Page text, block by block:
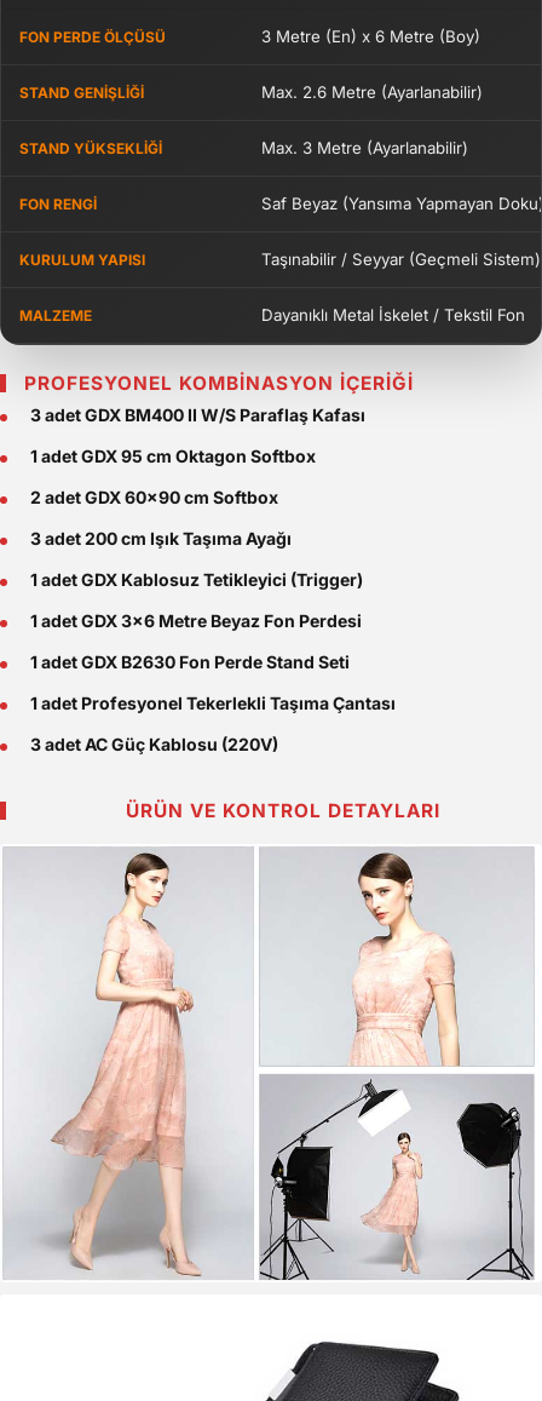
FON PERDE ÖLÇÜSÜ 3 Metre (En) x 6 Metre (Boy)
STAND GENIŞLIĞI Max. 2.6 Metre (Ayarlanabilir)
STAND YÜKSEKLIĞI Max. 3 Metre (Ayarlanabilir)
FON RENGI Saf Beyaz (Yansıma Yapmayan
KURULUM YAPISI Taşınabilir / Seyyar (Geçmeli Sistem)
MALZEME Dayanıklı Metal İskelet / Tekstil Fon
PROFESYONEL KOMBİNASYON İÇERİĞİ
3 adet GDX BM400 II W/S Paraflaş Kafası
1 adet GDX 95 cm Oktagon Softbox
2 adet GDX 60x90 cm Softbox
3 adet 200 cm Işık Taşıma Ayağı
1 adet GDX Kablosuz Tetikleyici (Trigger)
1 adet GDX 3x6 Metre Beyaz Fon Perdesi
1 adet GDX B2630 Fon Perde Stand Seti
1 adet Profesyonel Tekerlekli Taşıma Çantası
3 adet AC Güç Kablosu (220V)
ÜRÜN VE KONTROL DETAYLARI